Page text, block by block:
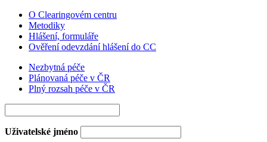
O Clearingovém centru
Metodiky
Hlášení, formuláře
Ověření odevzdání hlášení do CC
Nezbytná péče
Plánovaná péče v ČR
Plný rozsah péče v ČR
Uživatelské jméno